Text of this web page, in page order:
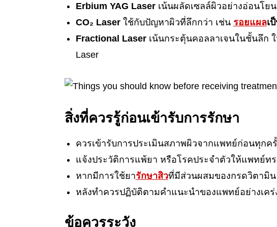
Erbium YAG Laserเน้นผลัดเซลล์ผิวอย่างอ่อนโย
CO₂ Laserใช้กับปัญหาผิวที่ลึกกว่า เช่น รอยแผลเ
Fractional Laserเน้นกระตุ้นคอลลาเจนในชั้นลึก ใ
Laser
สิ่งที่ควรรู้ก่อนเข้ารับการรักษา
ควรเข้ารับการประเมินสภาพผิวจากแพทย์ก่อนทุกค
แจ้งประวัติการแพ้ยา หรือโรคประจำตัวให้แพทย์ท
หากมีการใช้ยารักษาสิวที่มีส่วนผสมของกรดวิตามิ
หลังทำควรปฏิบัติตามคำแนะนำของแพทย์อย่างเคร่
ข้อควรระวัง